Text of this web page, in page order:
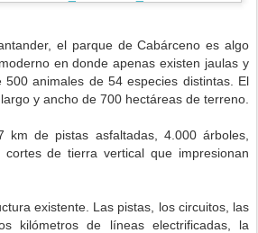
el parque de Cabárceno es algo
en donde apenas existen jaulas y
animales de 54 especies distintas. El
y ancho de 700 hectáreas de terreno.
km de pistas asfaltadas, 4.000 árboles,
de tierra vertical que impresionan
existente. Las pistas, los circuitos, las
kilómetros de líneas electrificadas, la